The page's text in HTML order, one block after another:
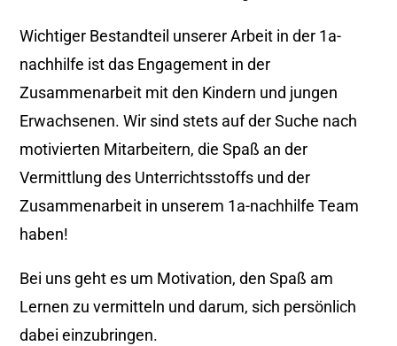
Wichtiger Bestandteil unserer Arbeit in der 1a-
nachhilfe ist das Engagement in der
Zusammenarbeit mit den Kindern und jungen
Erwachsenen. Wir sind stets auf der Suche nach
motivierten Mitarbeitern, die Spaß an der
Vermittlung des Unterrichtsstoffs und der
Zusammenarbeit in unserem 1a-nachhilfe Team
haben!
Bei uns geht es um Motivation, den Spaß am
Lernen zu vermitteln und darum, sich persönlich
dabei einzubringen.